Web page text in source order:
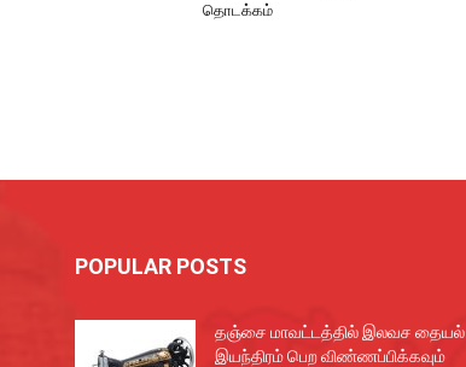
தொடக்கம்
POPULAR POSTS
தஞ்சை மாவட்டத்தில் இலவச தையல்
இயந்திரம் பெற விண்ணப்பிக்கவும்